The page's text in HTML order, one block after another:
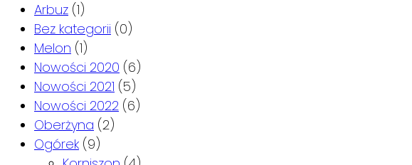
Arbuz (1)
Bez kategorii (0)
Melon (1)
Nowości 2020 (6)
Nowości 2021 (5)
Nowości 2022 (6)
Oberżyna (2)
Ogórek (9)